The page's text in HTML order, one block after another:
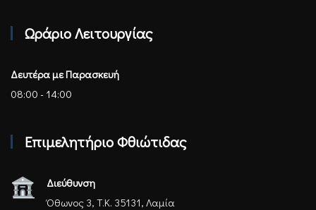
Ωράριο Λειτουργίας
Δευτέρα με Παρασκευή
08:00 - 14:00
Επιμελητήριο Φθιώτιδας
Διεύθυνση
Όθωνος 3, Τ.Κ. 35131, Λαμία